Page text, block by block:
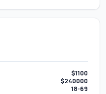
$1100
$240000
18-69